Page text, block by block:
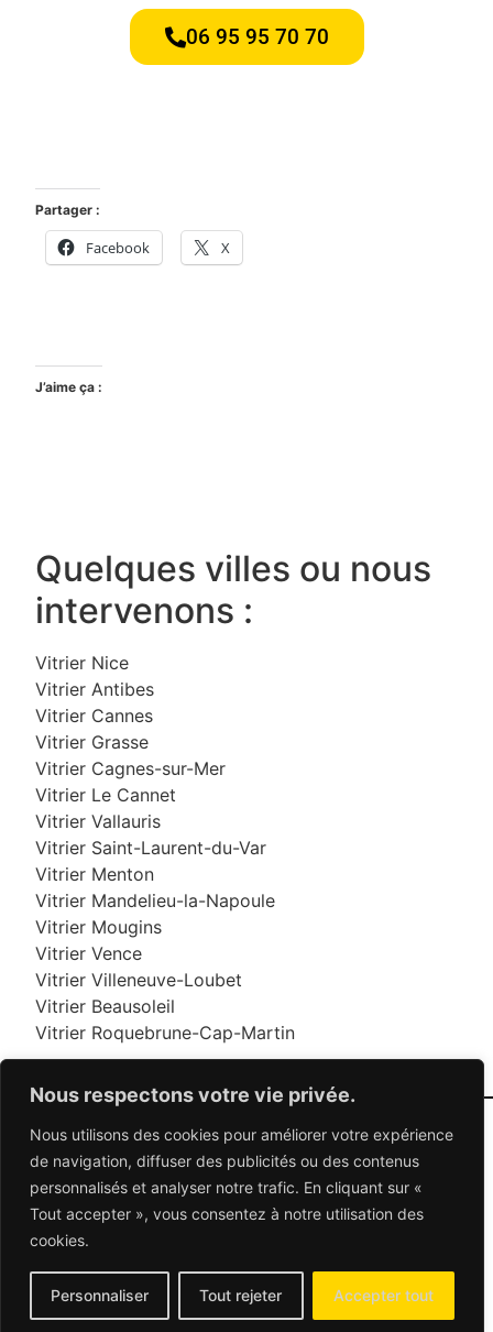
Nous respectons votre vie privée.
Nous utilisons des cookies pour améliorer votre expérience
de navigation, diffuser des publicités ou des contenus
personnalisés et analyser notre trafic. En cliquant sur «
Tout accepter », vous consentez à notre utilisation des
cookies.
Personnaliser Tout rejeter Accepter tout
06 95 95 70 70
Partager :
Facebook X
J’aime ça :
Quelques villes ou nous
intervenons :
Vitrier Nice
Vitrier Antibes
Vitrier Cannes
Vitrier Grasse
Vitrier Cagnes-sur-Mer
Vitrier Le Cannet
Vitrier Vallauris
Vitrier Saint-Laurent-du-Var
Vitrier Menton
Vitrier Mandelieu-la-Napoule
Vitrier Mougins
Vitrier Vence
Vitrier Villeneuve-Loubet
Vitrier Beausoleil
Vitrier Roquebrune-Cap-Martin
06 95 95 70 70
© 2026 Dépannage Vitrier - Tous droits réservés
Dépannage vitrerie en France : Des solutions
adaptées à vos besoins
Mentions Légales-Contactez-nous